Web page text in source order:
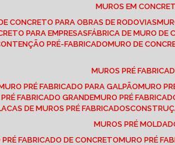
MUROS EM
DE CONCRETO PARA OBRAS DE RODOVIAS
PARA EMPRESAS FÁBRICA DE MURO DE
PRÉ-FABRICADO MURO DE
MUROS PRÉ
MURO PRÉ FABRICADO PARA GALPÃO MURO
PRÉ FABRICADO GRANDE MURO PRÉ
DE MUROS PRÉ FABRICADOS
MUROS PRÉ
PRÉ FABRICADO DE CONCRETO MURO PRÉ